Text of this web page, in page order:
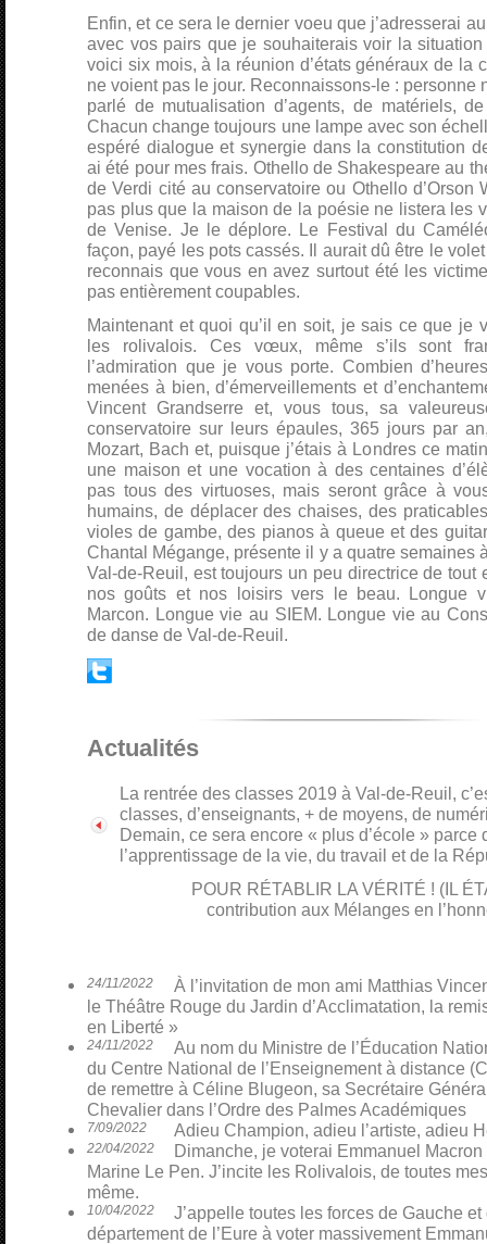
Enfin, et ce sera le dernier voeu que j’adresserai
avec vos pairs que je souhaiterais voir la situation
voici six mois, à la réunion d’états généraux de la
ne voient pas le jour. Reconnaissons-le : personne
parlé de mutualisation d’agents, de matériels,
Chacun change toujours une lampe avec son
espéré dialogue et synergie dans la constitution
ai été pour mes frais. Othello de Shakespeare au
de Verdi cité au conservatoire ou Othello d’Orson
pas plus que la maison de la poésie ne listera les
de Venise. Je le déplore. Le Festival du
façon, payé les pots cassés. Il aurait dû être le
reconnais que vous en avez surtout été les
pas entièrement coupables.
Maintenant et quoi qu’il en soit, je sais ce que je
les rolivalois. Ces vœux, même s’ils sont
l’admiration que je vous porte. Combien
menées à bien, d’émerveillements et
Vincent Grandserre et, vous tous, sa
conservatoire sur leurs épaules, 365 jours par
Mozart, Bach et, puisque j’étais à Londres ce
une maison et une vocation à des centaines
pas tous des virtuoses, mais seront grâce à
humains, de déplacer des chaises, des
violes de gambe, des pianos à queue et des
Chantal Mégange, présente il y a quatre semaines
Val-de-Reuil, est toujours un peu directrice de tout
nos goûts et nos loisirs vers le beau. Longue
Marcon. Longue vie au SIEM. Longue vie au
de danse de Val-de-Reuil.
Actualités
La rentrée des classes 2019 à Val-de-Reuil,
classes, d’enseignants, + de moyens, de
Demain, ce sera encore « plus d’école » parce
l’apprentissage de la vie, du travail et de la
POUR RÉTABLIR LA VÉRITÉ ! (IL
contribution aux Mélanges en
24/11/2022
À l’invitation de mon ami Matthias
le Théâtre Rouge du Jardin d’Acclimatation, la
en Liberté »
24/11/2022
Au nom du Ministre de l’Éducation
du Centre National de l’Enseignement à distance
de remettre à Céline Blugeon, sa Secrétaire
Chevalier dans l’Ordre des Palmes Académiques
7/09/2022 Adieu Champion, adieu l’artiste, adieu
22/04/2022
Dimanche, je voterai Emmanuel
Marine Le Pen. J’incite les Rolivalois, de toutes
même.
10/04/2022
J’appelle toutes les forces de Gauche
département de l’Eure à voter massivement